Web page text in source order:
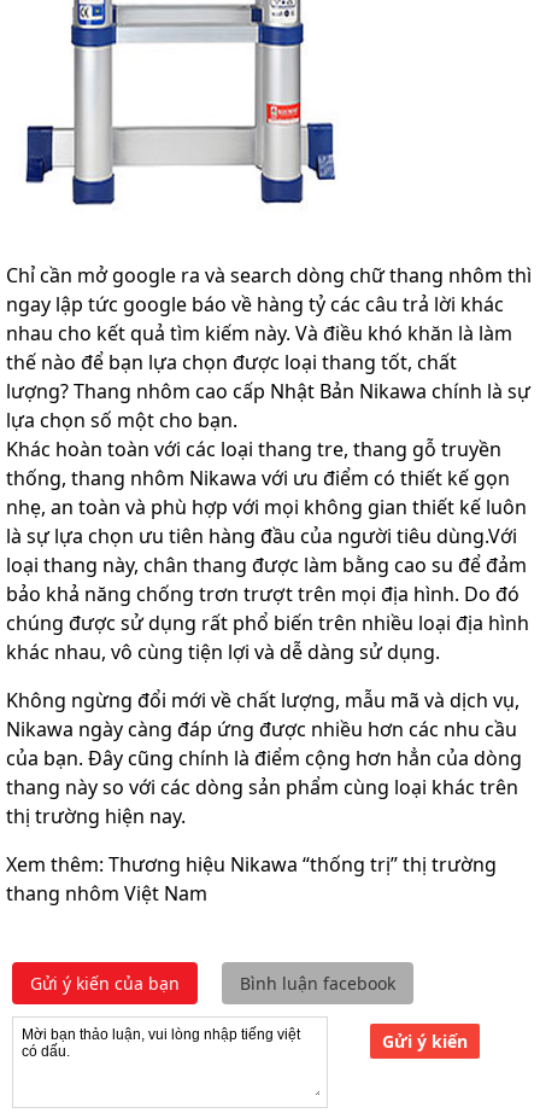
Chỉ cần mở google ra và search dòng chữ thang nhôm thì
ngay lập tức google báo về hàng tỷ các câu trả lời khác
nhau cho kết quả tìm kiếm này. Và điều khó khăn là làm
thế nào để bạn lựa chọn được loại thang tốt, chất
lượng? Thang nhôm cao cấp Nhật Bản Nikawa chính là sự
lựa chọn số một cho bạn.
Khác hoàn toàn với các loại thang tre, thang gỗ truyền
thống, thang nhôm Nikawa với ưu điểm có thiết kế gọn
nhẹ, an toàn và phù hợp với mọi không gian thiết kế luôn
là sự lựa chọn ưu tiên hàng đầu của người tiêu dùng.Với
loại thang này, chân thang được làm bằng cao su để đảm
bảo khả năng chống trơn trượt trên mọi địa hình. Do đó
chúng được sử dụng rất phổ biến trên nhiều loại địa hình
khác nhau, vô cùng tiện lợi và dễ dàng sử dụng.
Không ngừng đổi mới về chất lượng, mẫu mã và dịch vụ,
Nikawa ngày càng đáp ứng được nhiều hơn các nhu cầu
của bạn. Đây cũng chính là điểm cộng hơn hẳn của dòng
thang này so với các dòng sản phẩm cùng loại khác trên
thị trường hiện nay.
Xem thêm: Thương hiệu Nikawa “thống trị” thị trường
thang nhôm Việt Nam
Gửi ý kiến của bạn Bình luận facebook
Gửi ý kiến